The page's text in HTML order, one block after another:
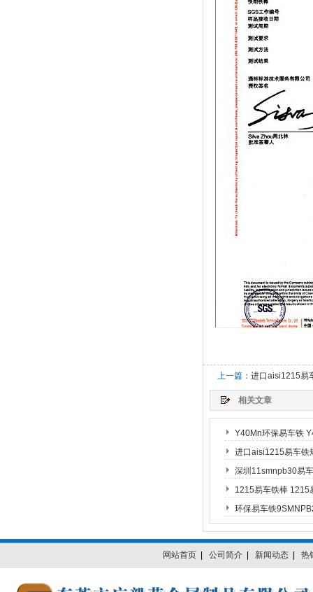
上一篇： 进口aisi1215易
相关文章
Y40Mn环保易车铁
进口aisi1215易车铁
深圳11smnpb30易
1215易车铁棒 1215
环保易车铁
网站首页 公司简介 新闻动态 热